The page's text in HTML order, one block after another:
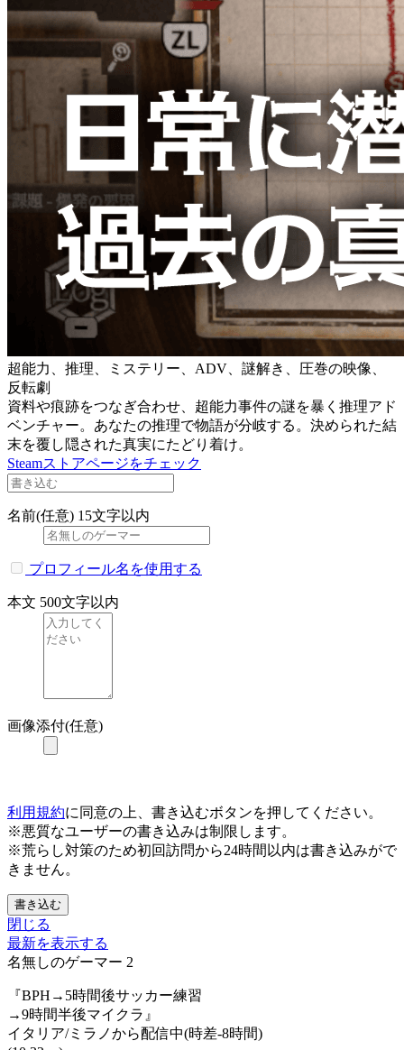
超能力、推理、ミステリー、ADV、謎解き、圧巻の映像、
反転劇
資料や痕跡をつなぎ合わせ、超能力事件の謎を暴く推理アド
ベンチャー。あなたの推理で物語が分岐する。決められた結
末を覆し隠された真実にたどり着け。
Steamストアページをチェック
名前(任意) 15文字以内
プロフィール名を使用する
本文 500文字以内
画像添付(任意)
利用規約に同意の上、書き込むボタンを押してください。
※悪質なユーザーの書き込みは制限します。
※荒らし対策のため初回訪問から24時間以内は書き込みがで
きません。
書き込む
閉じる
最新を表示する
名無しのゲーマー 2
『BPH→5時間後サッカー練習
→9時間半後マイクラ』
イタリア/ミラノから配信中(時差-8時間)